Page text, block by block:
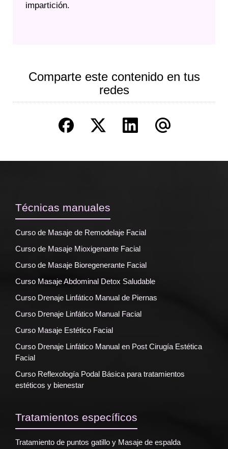
impartición.
Comparte este contenido en tus
redes
Técnicas manuales
Curso de Masaje de Remodelaje Facial
Curso de Masaje Mioxigenante Facial
Curso de Masaje Bioregenerante Facial
Curso Masaje Abdominal Detox Saludable
Curso Drenaje Linfático Manual de Piernas
Curso Drenaje Linfático Manual Facial
Curso Masaje Estético Facial
Curso Drenaje Linfático Manual en Post Cirugía Estética
Facial
Curso Reflexología Podal Básica para tratamientos
estéticos y bienestar
Tratamientos específicos
Tratamiento de puntos gatillo y Masaje de espalda